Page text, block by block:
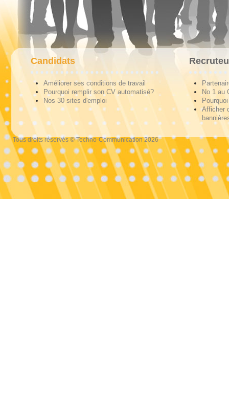
Candidats
Améliorer ses conditions de travail
Pourquoi remplir son CV automatisé?
Nos 30 sites d'emploi
No 1 au
Afficher
Tous droits réservés © Techno-Communication 2026